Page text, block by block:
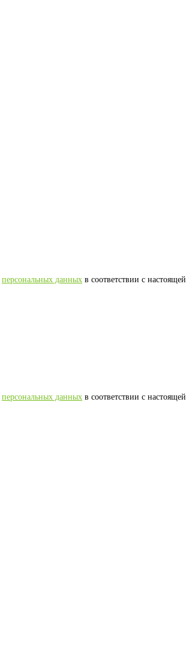
персональных данных в соответствии с настоящей
персональных данных в соответствии с настоящей